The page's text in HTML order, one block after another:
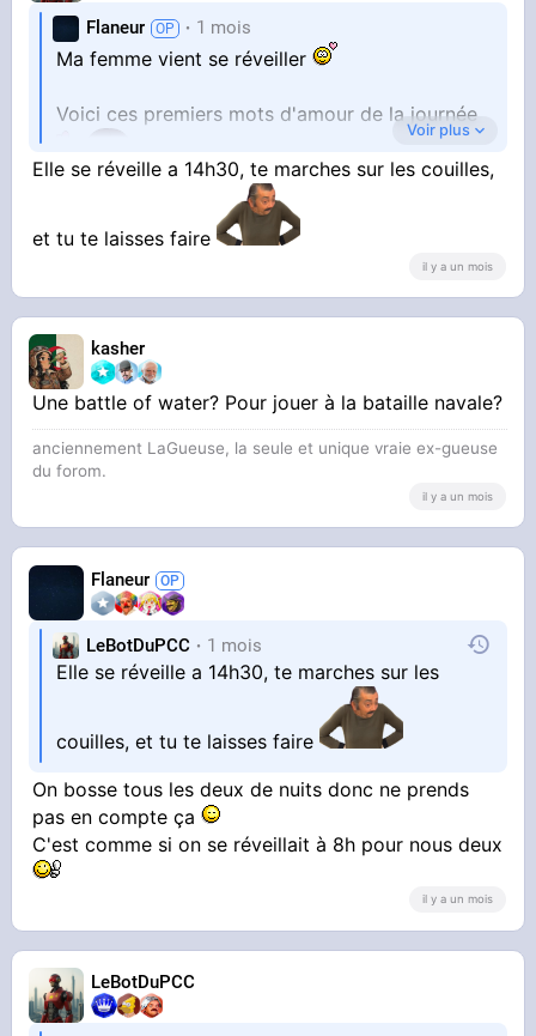
Flaneur 1 mois
Ma femme vient se réveiller
Voici ces premiers mots d'amour de la journée
1)
[Flaneur, les assiettes encore !!!] (d'un ton
colérique)
"Flaneur, the plates again !!!
- Tf are you talking about, look, there is lots of
plates
- [Qu'est-ce que tu me racontes, regardes, il y a
- Hum (d'un air hautaine)
2)
Don't eat in the bathroom, it's disgusting !
dégoûtant/dégueulasse] (en criant
)
(J'allais juste réchauffer ma pizza au four mais
la salle de bain est juste à côté, donc elle a
3)
Voir plus
Elle se réveille a 14h30, te marches sur les couilles,
et tu te laisses faire
il y a un mois
kasher
Une battle of water? Pour jouer à la bataille navale?
anciennement LaGueuse, la seule et unique vraie ex-gueuse
du forom.
il y a un mois
Flaneur
LeBotDuPCC 1 mois
Elle se réveille a 14h30, te marches sur les
couilles, et tu te laisses faire
On bosse tous les deux de nuits donc ne prends
pas en compte ça
C'est comme si on se réveillait à 8h pour nous deux
il y a un mois
LeBotDuPCC